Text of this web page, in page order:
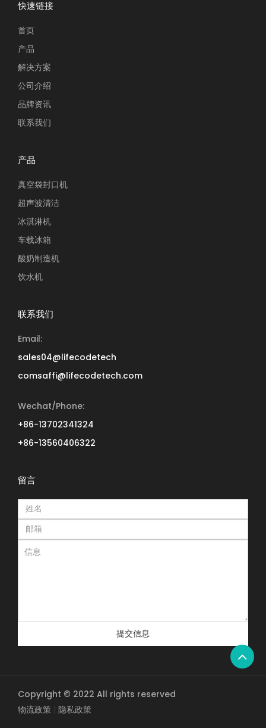
快速链接
首页
产品
解决方案
公司介绍
品牌资讯
联系我们
产品
真空袋封口机
超声波清洁
冰淇淋机
车载冰箱
酸奶制造机
饮水机
联系我们
Email:
sales04@lifecodetech
comsaffi@lifecodetech.com
Wechat/Phone:
+86-13702341324
+86-13560406322
留言
提交信息
Copyright © 2022 All rights reserved
物流政策
隐私政策